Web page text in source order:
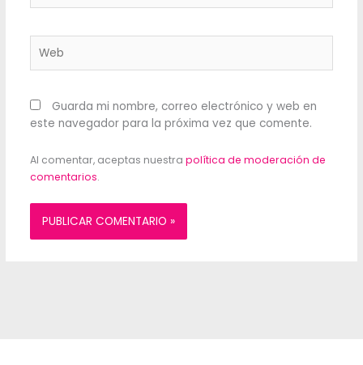
Guarda mi nombre, correo electrónico y web en
este navegador para la próxima vez que comente.
Al comentar, aceptas nuestra política de moderación de
comentarios.